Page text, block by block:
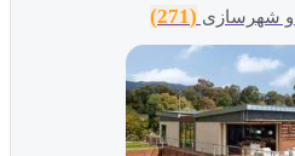
و شهرسازی (271)